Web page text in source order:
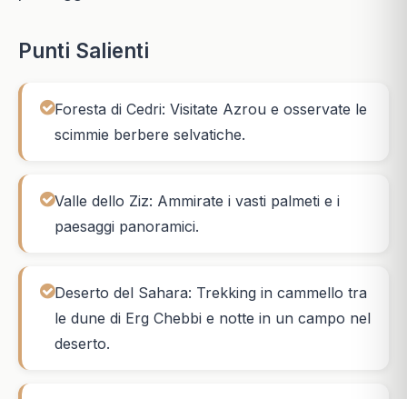
Punti Salienti
Foresta di Cedri: Visitate Azrou e osservate le
scimmie berbere selvatiche.
Valle dello Ziz: Ammirate i vasti palmeti e i
paesaggi panoramici.
Deserto del Sahara: Trekking in cammello tra
le dune di Erg Chebbi e notte in un campo nel
deserto.